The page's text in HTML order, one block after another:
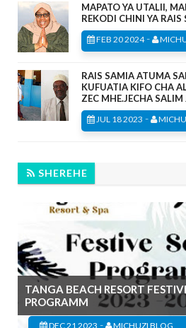
MAPATO YA UTALII,
REKODI CHINI YA RAIS
FEB 20 2024-
RAIS SAMIA ATUMA
KUFUATIA KIFO CHA
ZEC MHE.JECHA SALIM
JUL 18 2023 -
SHEREHE
TANGA BEACH RESORT
PROGRAMM
DEC 21 2023 - MICHUZI BLOG